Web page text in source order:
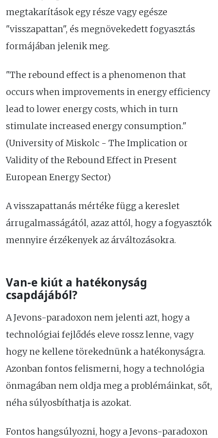
megtakarítások egy része vagy egésze
"visszapattan", és megnövekedett fogyasztás
formájában jelenik meg.
"The rebound effect is a phenomenon that
occurs when improvements in energy efficiency
lead to lower energy costs, which in turn
stimulate increased energy consumption."
(University of Miskolc - The Implication or
Validity of the Rebound Effect in Present
European Energy Sector)
A visszapattanás mértéke függ a kereslet
árrugalmasságától, azaz attól, hogy a fogyasztók
mennyire érzékenyek az árváltozásokra.
Van-e kiút a hatékonyság
csapdájából?
A Jevons-paradoxon nem jelenti azt, hogy a
technológiai fejlődés eleve rossz lenne, vagy
hogy ne kellene törekednünk a hatékonyságra.
Azonban fontos felismerni, hogy a technológia
önmagában nem oldja meg a problémáinkat, sőt,
néha súlyosbíthatja is azokat.
Fontos hangsúlyozni, hogy a Jevons-paradoxon